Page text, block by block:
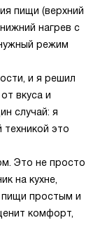
пищи (верхний
нагрев с
режим
и я решил
вкуса и
случай: я
это
Это не просто
на кухне,
пищи простым и
комфорт,